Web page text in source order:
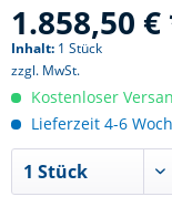
1.858,50 €
Inhalt: 1 Stück
zzgl. MwSt.
Kostenloser
Lieferzeit 4-6